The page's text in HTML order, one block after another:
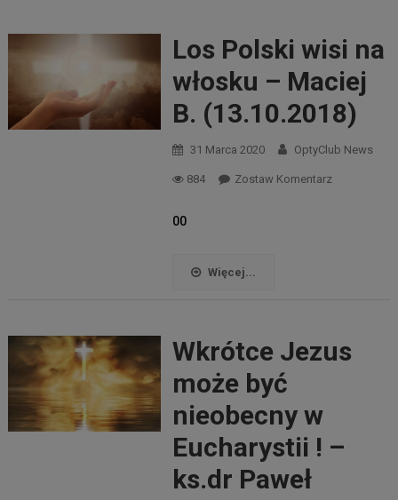
Los Polski wisi na
włosku – Maciej
B. (13.10.2018)
31 Marca 2020 OptyClub News
884 Zostaw Komentarz
00
Więcej...
Wkrótce Jezus
może być
nieobecny w
Eucharystii ! –
ks.dr Paweł